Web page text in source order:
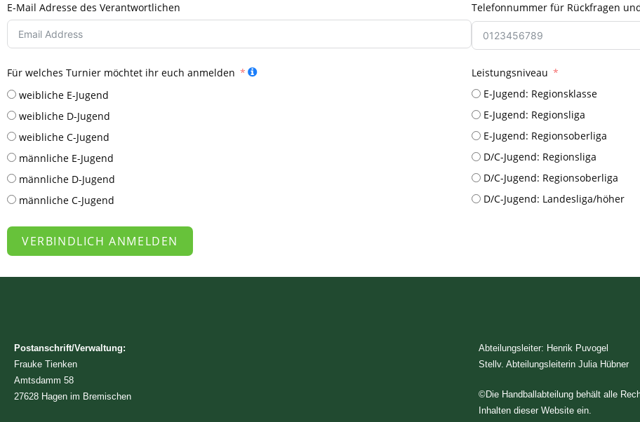
E-Mail Adresse des Verantwortlichen Telefonnummer für Rückfragen
Für welches Turnier möchtet ihr euch anmelden
weibliche E-Jugend
weibliche D-Jugend
weibliche C-Jugend
männliche E-Jugend
männliche D-Jugend
männliche C-Jugend
Leistungsniveau
E-Jugend: Regionsklasse
E-Jugend: Regionsliga
E-Jugend: Regionsoberliga
D/C-Jugend: Regionsliga
D/C-Jugend: Regionsoberliga
D/C-Jugend: Landesliga/höher
VERBINDLICH ANMELDEN
Postanschrift/Verwaltung:
Frauke Tienken
Amtsdamm 58
27628 Hagen im Bremischen
Abteilungsleiter: Henrik Puvogel
Stellv. Abteilungsleiterin Julia Hübner
©Die Handballabteilung behält alle
Inhalten dieser Website ein.